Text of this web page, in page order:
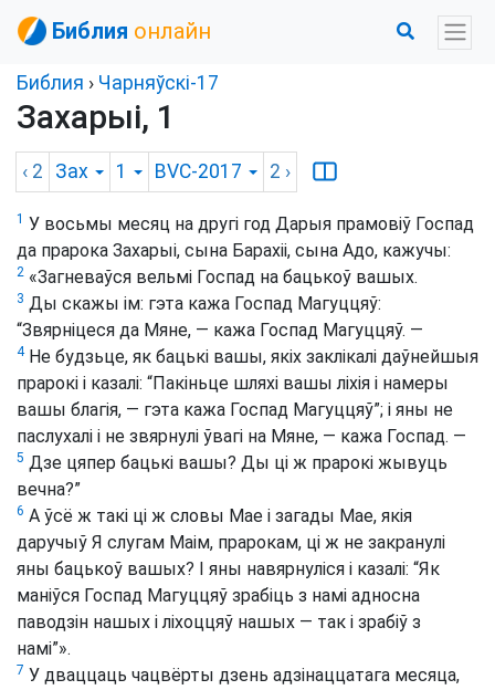
Библия онлайн
Библия › Чарняўскі-17
Захарыі, 1
‹ 2 Зах 1 BVC-2017 2 ›
1 У восьмы месяц на другі год Дарыя прамовіў Госпад
да прарока Захарыі, сына Барахіі, сына Адо, кажучы:
2 «Загневаўся вельмі Госпад на бацькоў вашых.
3 Ды скажы ім: гэта кажа Госпад Магуццяў:
“Звярніцеся да Мяне, — кажа Госпад Магуццяў. —
4Не будзьце, як бацькі вашы, якіх заклікалі даўнейшыя
прарокі і казалі: “Пакіньце шляхі вашы ліхія і намеры
вашы благія, — гэта кажа Госпад Магуццяў”; і яны не
паслухалі і не звярнулі ўвагі на Мяне, — кажа Госпад. —
5 Дзе цяпер бацькі вашы? Ды ці ж прарокі жывуць
вечна?”
6 А ўсё ж такі ці ж словы Мае і загады Мае, якія
даручыў Я слугам Маім, прарокам, ці ж не закранулі
яны бацькоў вашых? І яны навярнуліся і казалі: “Як
маніўся Госпад Магуццяў зрабіць з намі адносна
паводзін нашых і ліхоццяў нашых — так і зрабіў з
намі”».
7 У дваццаць чацвёрты дзень адзінаццатага месяца,